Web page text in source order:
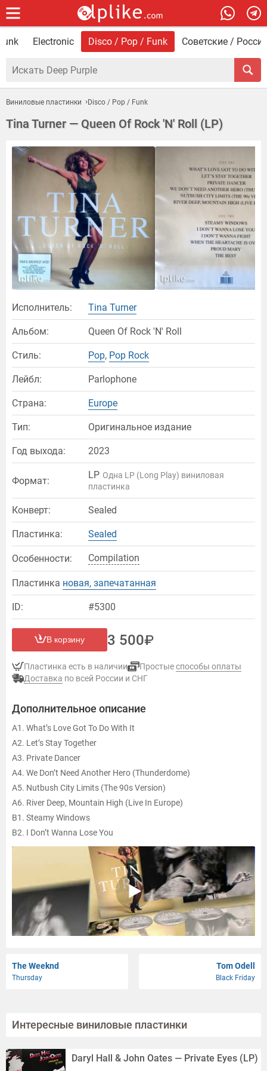
Electronic Disco / Pop / Funk Советские /
Виниловые пластинки Disco / Pop / Funk
Tina Turner — Queen Of Rock 'N' Roll (LP)
Исполнитель: Tina Turner
Альбом: Queen Of Rock 'N' Roll
Стиль: Pop, Pop Rock
Лейбл: Parlophone
Страна: Europe
Тип: Оригинальное издание
Год выхода: 2023
Формат: LP Одна LP (Long Play) виниловая
пластинка
Конверт: Sealed
Пластинка: Sealed
Особенности: Compilation
Пластинка новая, запечатанная
ID: #5300
В корзину 3 500
Пластинка есть в наличии Простыеспособы оплаты
Доставка по всей России и СНГ
Дополнительное описание
A1. What’s Love Got To Do With It
A2. Let’s Stay Together
A3. Private Dancer
A4. We Don’t Need Another Hero (Thunderdome)
A5. Nutbush City Limits (The 90s Version)
A6. River Deep, Mountain High (Live In Europe)
B1. Steamy Windows
B2. I Don’t Wanna Lose You
B3. I Don’t Wanna Fight
B4. When The Heartache Is Over
B6. The Best
The Weeknd
Thursday
Tom Odell
Black Friday
Интересные виниловые пластинки
Daryl Hall & John Oates — Private Eyes (LP)